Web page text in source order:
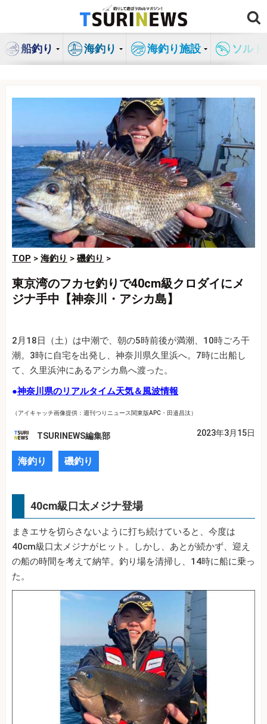
ン
船釣り 海釣り 海釣り施設 ソル
TOP > 海釣り > 磯釣り >
東京湾のフカセ釣りで40cm級クロダイにメ
ジナ手中【神奈川・アシカ島】
2月18日（土）は中潮で、朝の5時前後が満潮、10時ごろ干
潮。3時に自宅を出発し、神奈川県久里浜へ。7時に出船し
て、久里浜沖にあるアシカ島へ渡った。
●神奈川県のリアルタイム天気＆風波情報
（アイキャッチ画像提供：週刊つりニュース関東版APC・田邉昌汰）
TSURINEWS編集部 2023年3月15日
海釣り 磯釣り
40cm級口太メジナ登場
まきエサを切らさないように打ち続けていると、今度は
40cm級口太メジナがヒット。しかし、あとが続かず、迎え
の船の時間を考えて納竿。釣り場を清掃し、14時に船に乗っ
た。